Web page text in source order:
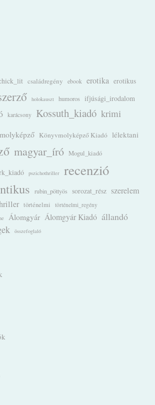
családregény ebook erotika erotikus
holokauszt humoros ifjúsági_irodalom
karácsony Kossuth_kiadó krimi
Könyvmolyképző Kiadó lélektani
magyar_író Mogul_kiadó
pszichothriller recenzió
rubin_pöttyös sorozat_rész szerelem
történelmi
történelmi_regény
Álomgyár Álomgyár Kiadó állandó
összefoglaló